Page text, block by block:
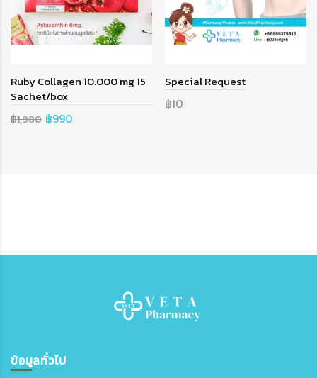
Ruby Collagen 10.000 mg 15
Sachet/box
฿1,980 ฿990
Special Request
฿10
ข้อมูลทั่วไป